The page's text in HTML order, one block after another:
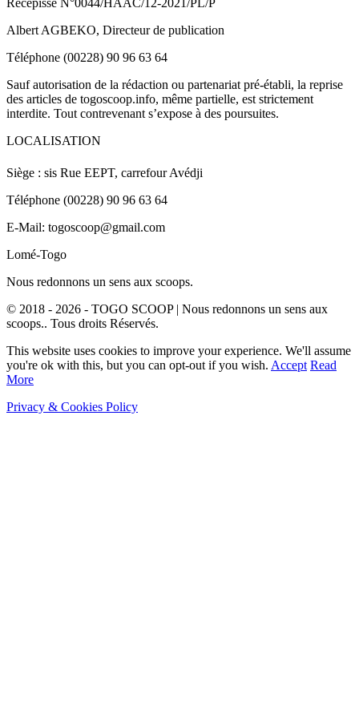
Récépissé N°0044/HAAC/12-2021/PL/P
Albert AGBEKO, Directeur de publication
Téléphone (00228) 90 96 63 64
Sauf autorisation de la rédaction ou partenariat pré-établi, la reprise
des articles de togoscoop.info, même partielle, est strictement
interdite. Tout contrevenant s’expose à des poursuites.
LOCALISATION
Siège : sis Rue EEPT, carrefour Avédji
Téléphone (00228) 90 96 63 64
E-Mail: togoscoop@gmail.com
Lomé-Togo
Nous redonnons un sens aux scoops.
© 2018 - 2026 - TOGO SCOOP | Nous redonnons un sens aux
scoops.. Tous droits Réservés.
This website uses cookies to improve your experience. We'll assume
you're ok with this, but you can opt-out if you wish. Accept Read
More
Privacy & Cookies Policy